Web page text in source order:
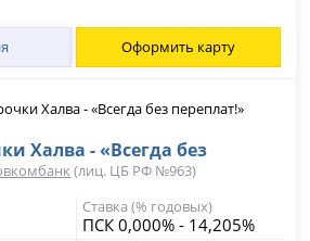
Оформить карту
Халва - «Всегда без
(лиц. ЦБ РФ №963)
Ставка (% годовых)
ПСК 0,000% - 14,205%